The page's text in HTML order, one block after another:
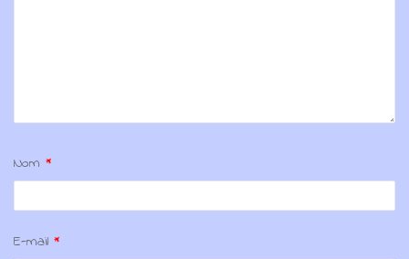
Nom *
E-mail *